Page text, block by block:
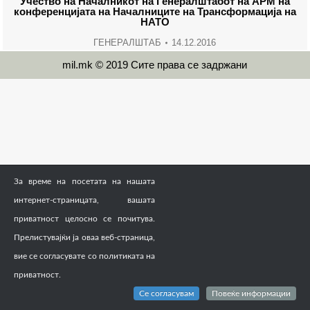
конференцијата на Началниците на Трансформација на
НАТО
ГЕНЕРАЛШТАБ 14.12.2016
mil.mk © 2019 Сите права се задржани
За време на посетата на нашата
интернет-страницата, вашата
приватност целосно се почитува.
Прелистувајќи ја оваа веб-страница,
вие се согласувате со политиката на
приватност.
Се согласувам Повеќе информации